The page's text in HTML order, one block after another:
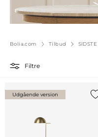
Bolia.com Tilbud
Filtre
Udgående version